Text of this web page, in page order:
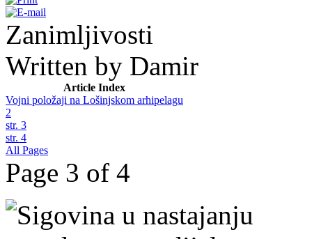
Zanimljivosti
Written by Damir
Article Index
Vojni položaji na Lošinjskom arhipelagu
2
str. 3
str. 4
All Pages
Page 3 of 4